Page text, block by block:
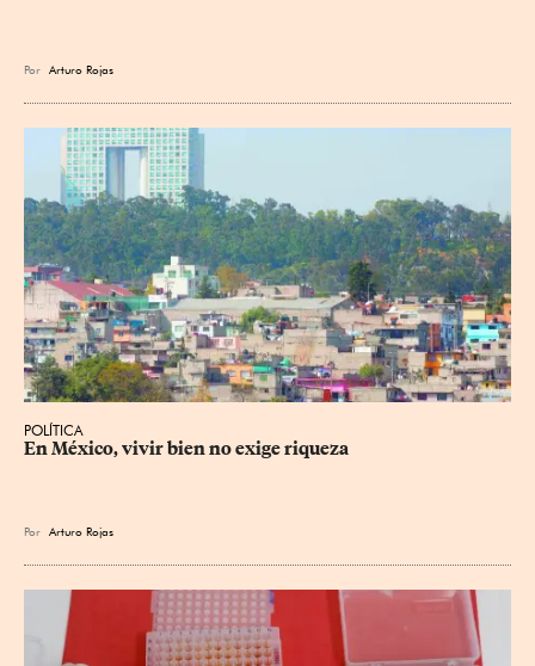
Por Arturo Rojas
POLÍTICA
En México, vivir bien no exige riqueza
Por Arturo Rojas